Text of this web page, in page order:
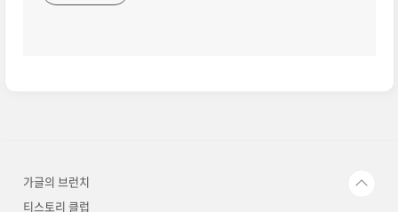
가글의 브런치
티스토리 클럽